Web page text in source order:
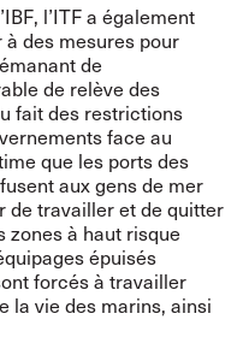
l’ITF a également
des mesures pour
de
de relève des
fait des restrictions
face au
que les ports des
aux gens de mer
de travailler et de quitter
zones à haut risque
épuisés
forcés à travailler
la vie des marins, ainsi